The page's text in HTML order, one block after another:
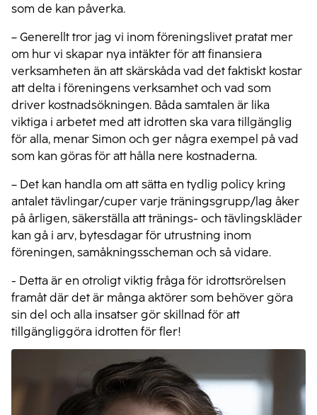
som de kan påverka.
– Generellt tror jag vi inom föreningslivet pratat mer
om hur vi skapar nya intäkter för att finansiera
verksamheten än att skärskåda vad det faktiskt kostar
att delta i föreningens verksamhet och vad som
driver kostnadsökningen. Båda samtalen är lika
viktiga i arbetet med att idrotten ska vara tillgänglig
för alla, menar Simon och ger några exempel på vad
som kan göras för att hålla nere kostnaderna.
– Det kan handla om att sätta en tydlig policy kring
antalet tävlingar/cuper varje träningsgrupp/lag åker
på årligen, säkerställa att tränings- och tävlingskläder
kan gå i arv, bytesdagar för utrustning inom
föreningen, samåkningsscheman och så vidare.
- Detta är en otroligt viktig fråga för idrottsrörelsen
framåt där det är många aktörer som behöver göra
sin del och alla insatser gör skillnad för att
tillgängliggöra idrotten för fler!